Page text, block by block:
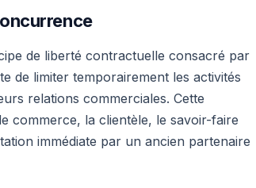
de liberté contractuelle consacré par
de limiter temporairement les activités
relations commerciales. Cette
commerce, la clientèle, le savoir-faire
immédiate par un ancien partenaire